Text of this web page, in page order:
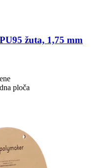
žuta, 1,75 mm
ploča